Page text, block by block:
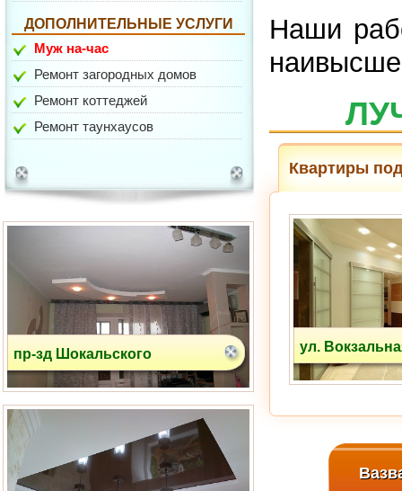
ДОПОЛНИТЕЛЬНЫЕ УСЛУГИ
Муж на-час
Ремонт загородных домов
Ремонт коттеджей
Ремонт таунхаусов
ул. Шкулева
пр-зд Шокальского
Наши
Квартиры
ул.